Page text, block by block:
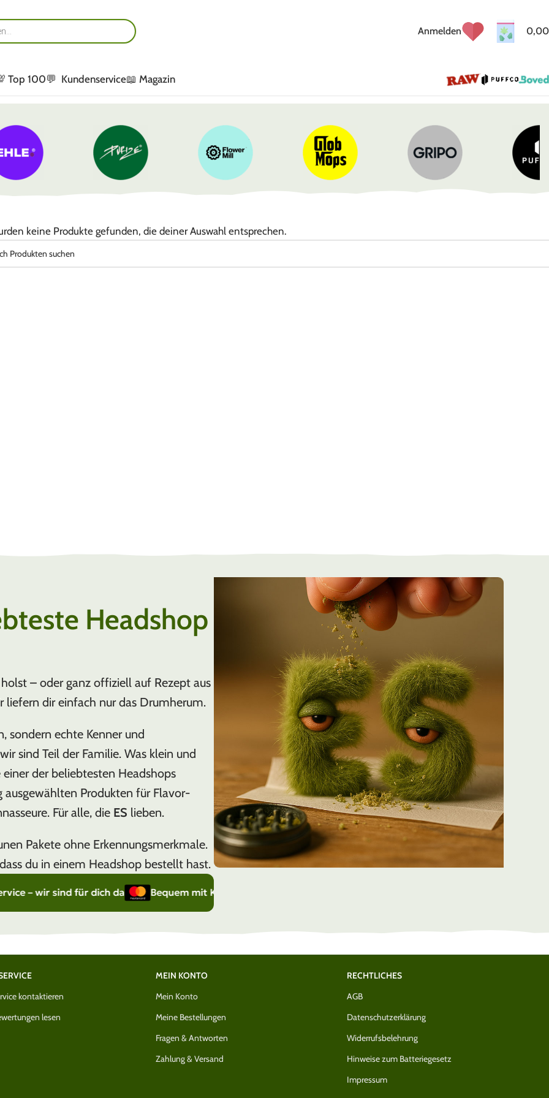
Anmelden 0,00
Top 100💬 Kundenservice📖 Magazin
keine Produkte gefunden, die deiner Auswahl entsprechen.
Headshop
– oder ganz offiziell auf Rezept aus
liefern dir einfach nur das Drumherum.
sondern echte Kenner und
sind Teil der Familie. Was klein und
der beliebtesten Headshops
Produkten für Flavor-
Für alle, die ES lieben.
Pakete ohne Erkennungsmerkmale.
du in einem Headshop bestellt hast.
sind für dich da Bequem mit Kreditkarte bezahlen (Visa / Mastercard)
kontaktieren
lesen
MEIN KONTO
Mein Konto
Meine Bestellungen
Fragen & Antworten
Zahlung & Versand
RECHTLICHES
AGB
Datenschutzerklärung
Widerrufsbelehrung
Hinweise zum Batteriegesetz
Impressum